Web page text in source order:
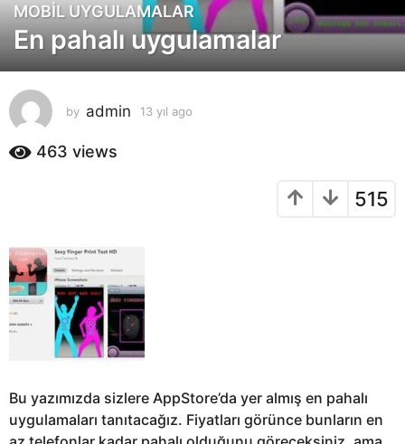
1
3
ı
l
a
g
o
ı
l
a
g
o
MOBIL UYGULAMALAR
En pahalı uygulamalar
by admin 13 yıl ago
463 views
515
Bu yazımızda sizlere AppStore’da yer almış en pahalı
uygulamaları tanıtacağız. Fiyatları görünce bunların en